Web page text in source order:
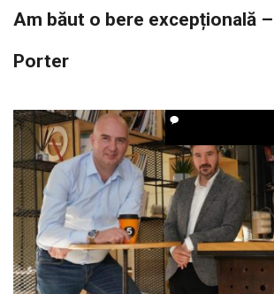
Am băut o bere excepțională
Porter